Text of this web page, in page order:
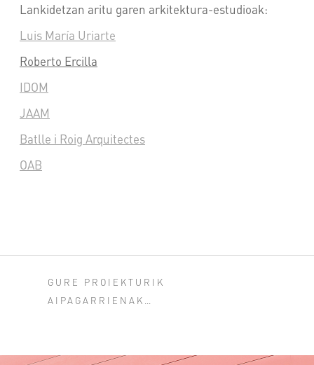
Lankidetzan aritu garen arkitektura-estudioak:
Luis María Uriarte
Roberto Ercilla
IDOM
JAAM
Batlle i Roig Arquitectes
OAB
GURE PROIEKTURIK
AIPAGARRIENAK…